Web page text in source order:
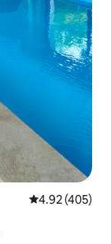
Calificación
4.92 (405)